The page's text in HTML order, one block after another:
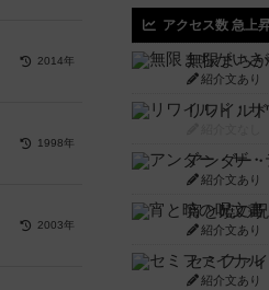
2014年
1998年
2003年
アクセス数 急上
無限まち
紹介文あり
紹介文あり
宵と暁の
紹介文あり
紹介文あり